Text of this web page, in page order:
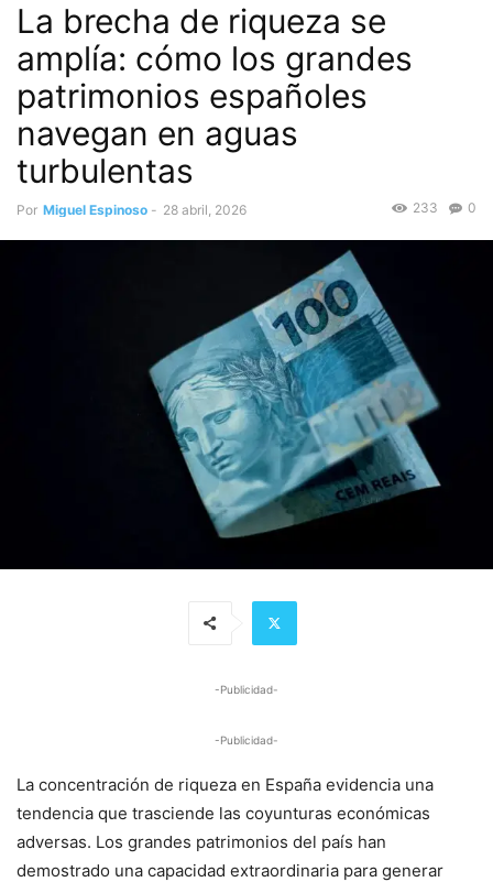
La brecha de riqueza se
amplía: cómo los grandes
patrimonios españoles
navegan en aguas
turbulentas
Por Miguel Espinoso - 28 abril, 2026 0
233
-Publicidad-
-Publicidad-
La concentración de riqueza en España evidencia una
tendencia que trasciende las coyunturas económicas
adversas. Los grandes patrimonios del país han
demostrado una capacidad extraordinaria para generar